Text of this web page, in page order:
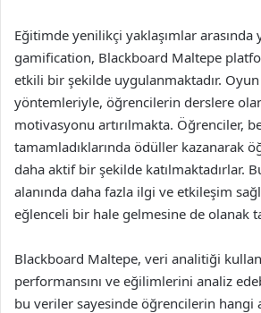
Eğitimde yenilikçi yaklaşımlar arasında
gamification, Blackboard Maltepe
etkili bir şekilde uygulanmaktadır.
yöntemleriyle, öğrencilerin derslere olan
motivasyonu artırılmakta. Öğrenciler,
tamamladıklarında ödüller kazanarak
daha aktif bir şekilde katılmaktadırlar.
alanında daha fazla ilgi ve etkileşim
eğlenceli bir hale gelmesine de olanak
Blackboard Maltepe, veri analitiği
performansını ve eğilimlerini analiz
bu veriler sayesinde öğrencilerin hangi